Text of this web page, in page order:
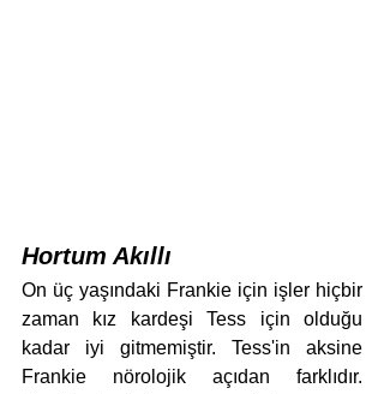
Hortum Akıllı
On üç yaşındaki Frankie için işler hiçbir
zaman kız kardeşi Tess için olduğu
kadar iyi gitmemiştir. Tess'in aksine
Frankie nörolojik açıdan farklıdır.